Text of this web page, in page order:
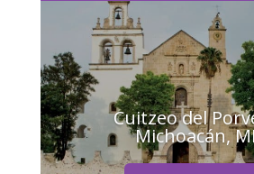
Cuitzeo del
Michoacán,